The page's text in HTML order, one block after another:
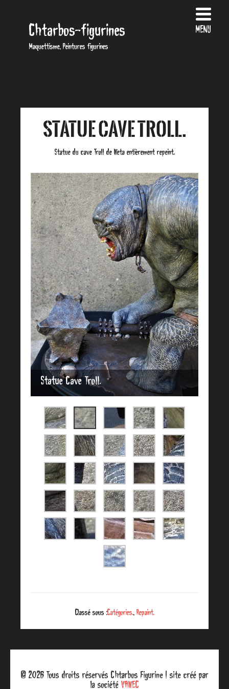
Chtarbos-figurines
Maquettisme, Peintures figurines
Statue Cave Troll.
Statue du cave Troll de Weta entièrement repeint.
Statue Cave Troll.
Classé sous :Catégories., Repaint.
© 2026 Tous droits réservés Chtarbos Figurine | site créé par
la société VAWEC
MENU